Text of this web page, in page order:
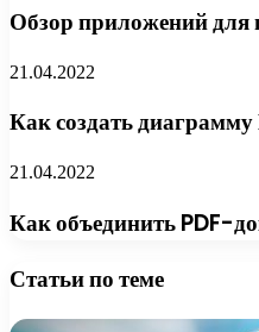
Обзор приложений для
21.04.2022
Как создать
21.04.2022
Как объединить PDF-
Статьи по теме